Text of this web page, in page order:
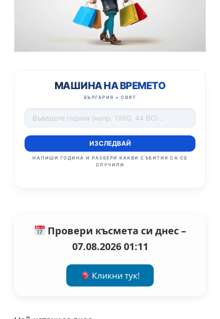
МАШИНА НА ВРЕМЕТО
БЪЛГАРИЯ + СВЯТ
ИЗСЛЕДВАЙ
НАПИШИ ГОДИНА И РАЗБЕРИ КАКВИ СЪБИТИЯ СА СЕ
СЛУЧИЛИ
Провери късмета си днес –
07.08.2026 01:11
Кликни тук!